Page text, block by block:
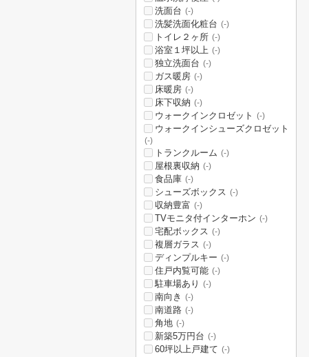
洗面台 (-)
洗髪洗面化粧台 (-)
トイレ２ヶ所 (-)
浴室１坪以上 (-)
独立洗面台 (-)
ガス暖房 (-)
床暖房 (-)
床下収納 (-)
ウォークインクロゼット (-)
ウォークインシューズクロゼット
(-)
トランクルーム (-)
屋根裏収納 (-)
食品庫 (-)
シューズボックス (-)
収納豊富 (-)
TVモニタ付インターホン (-)
宅配ボックス (-)
複層ガラス (-)
ディンプルキー (-)
住戸内覧可能 (-)
駐車場あり (-)
南向き (-)
南道路 (-)
角地 (-)
新築5万円台 (-)
60坪以上戸建て (-)